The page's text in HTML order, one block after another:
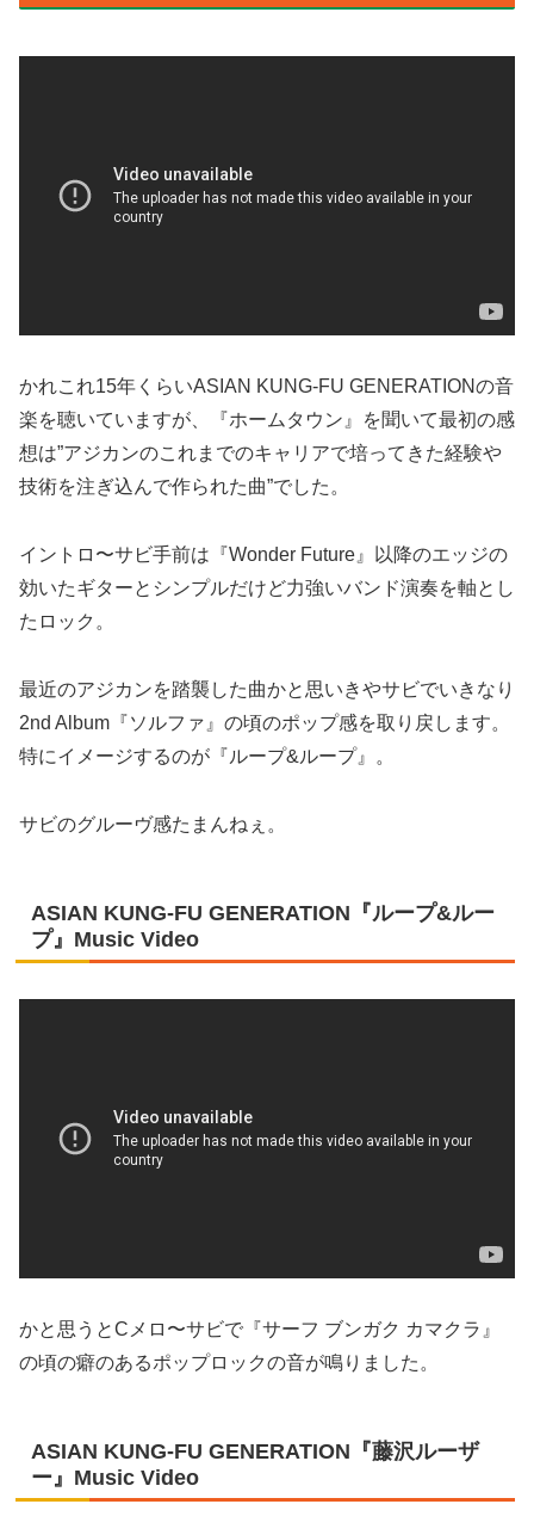
かれこれ15年くらいASIAN KUNG-FU GENERATIONの音
楽を聴いていますが、『ホームタウン』を聞いて最初の感
想は”アジカンのこれまでのキャリアで培ってきた経験や
技術を注ぎ込んで作られた曲”でした。
イントロ〜サビ手前は『Wonder Future』以降のエッジの
効いたギターとシンプルだけど力強いバンド演奏を軸とし
たロック。
最近のアジカンを踏襲した曲かと思いきやサビでいきなり
2nd Album『ソルファ』の頃のポップ感を取り戻します。
特にイメージするのが『ループ&ループ』。
サビのグルーヴ感たまんねぇ。
ASIAN KUNG-FU GENERATION『ループ&ルー
プ』Music Video
かと思うとCメロ〜サビで『サーフ ブンガク カマクラ』
の頃の癖のあるポップロックの音が鳴りました。
ASIAN KUNG-FU GENERATION『藤沢ルーザ
ー』Music Video